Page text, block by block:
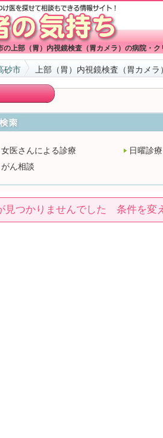
の上部（胃）内視鏡検査（胃カメラ）の病院・ク
砂市 上部（胃）内視鏡検査（胃カメ
女医さんによる診療
日曜診療
がん相談
見つかりませんでした 条件を